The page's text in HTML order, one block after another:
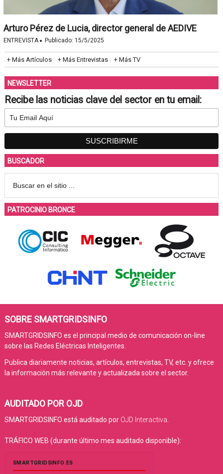
Arturo Pérez de Lucia, director general de AEDIVE
ENTREVISTA· Publicado: 15/5/2025
+ Más Artículos + Más Entrevistas + Más TV
NEWSLETTER
Recibe las noticias clave del sector en tu email:
BUSCADOR
PATROCINIO BRONCE
SOBRE SMARTGRIDSINFO
SMARTGRIDSINFO es el principal medio de comunicación on-line
sobre las Redes Eléctricas Inteligentes.
Publica diariamente noticias, artículos, entrevistas, TV, etc. y ofrece
la información más relevante y actualizada sobre el sector.
AUDITADO POR OJD
SMARTGRIDSINFO está auditado por OJD Interactiva
TRÁFICO WEB (durante último mes auditado disponible):